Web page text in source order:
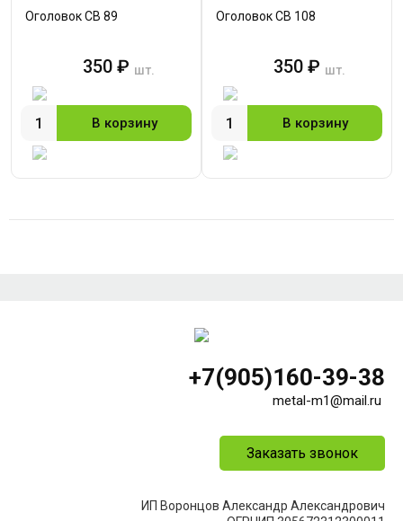
Оголовок СВ 89
350 ₽ шт.
В корзину
Оголовок СВ 108
350 ₽ шт.
В корзину
+7(905)160-39-38
metal-m1@mail.ru
Заказать звонок
ИП Воронцов Александр Александрович